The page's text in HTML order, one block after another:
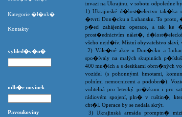
invazi na Ukrajinu, v sobotu odpoledne
1) Ukrajinské d�lost�electvo
�tvrti Don�cku a Luhansku. To
p�ed zahájením operace, a tak
prost�ednictvím nálet�,
všeho nejd�ív. Místní obyvatelstvo
2) Vále�né akce u Don�cku a
spo�ívaly na malých skupinách
400 mu�ích a s desítkami obrn�ných
vozidel (s pohonnými hmotami,
polními nemocnicemi a podobn�).
viditelná pro letecký pr�zkum i pro
rádiovém spojení, pln� v ruštin�,
cht�l. Operace by se nedala skrýt.
3) Ukrajinská armáda promptn�
Kategorie �l�nk�
Kontakty
vyhled�v�n�
odb�r novinek
Pavoukoviny